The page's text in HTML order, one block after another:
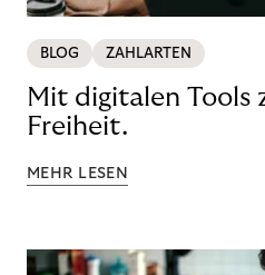
BLOG ZAHLARTEN
Mit digitalen Tools
Freiheit.
MEHR LESEN